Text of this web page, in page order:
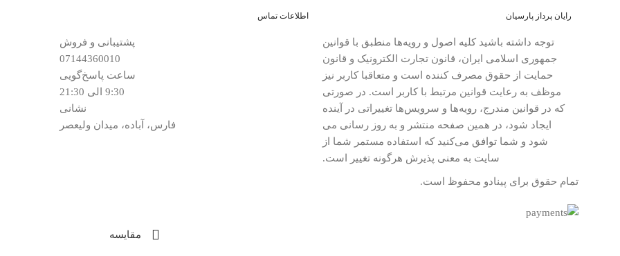
رایان پرداز پارسیان
توجه داشته باشید کلیه اصول و رویه‏‌ها منطبق با قوانین
جمهوری اسلامی ایران، قانون تجارت الکترونیک و قانون
حمایت از حقوق مصرف کننده است و متعاقبا کاربر نیز
موظف به رعایت قوانین مرتبط با کاربر است. در صورتی
که در قوانین مندرج، رویه‏‌ها و سرویس‏‌ها تغییراتی در آینده
ایجاد شود، در همین صفحه منتشر و به روز رسانی می
شود و شما توافق می‏‌کنید که استفاده مستمر شما از
سایت به معنی پذیرش هرگونه تغییر است.
اطلاعات تماس
پشتیبانی و فروش
07144360010
ساعت پاسخ‌گویی
9:30 الی 21:30
نشانی
فارس، آباده، میدان ولیعصر
تمام حقوق برای پینادو محفوظ است.
مقایسه